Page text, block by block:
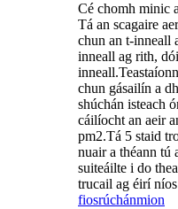
Cé chomh minic
Tá an scagaire
chun an t-inneall
inneall ag rith,
chun gásailín a
shúchán isteach
cáilíocht an aeir
pm2.Tá 5 staid
nuair a théann tú
suiteáilte i do
trucail ag éirí
fiosrúchánmion